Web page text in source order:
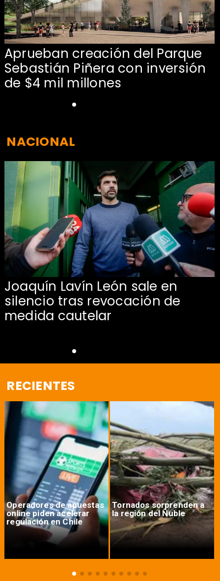
Aprueban creación del Parque
Sebastián Piñera con inversión
de $4 mil millones
Joaquín Lavín León sale en
silencio tras revocación de
medida cautelar
NACIONAL
RECIENTES
Operadores de apuestas
online piden acelerar
regulación en Chile
Tornados sorprenden a
la región del Ñuble